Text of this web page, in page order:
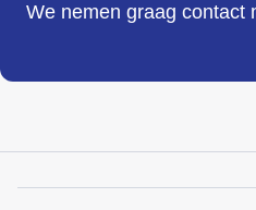
We nemen graag contact